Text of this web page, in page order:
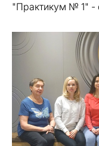
"Практикум № 1" -